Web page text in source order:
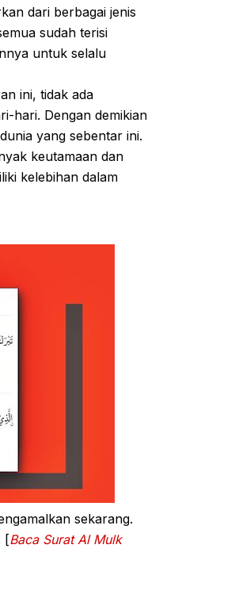
dari berbagai jenis
sudah terisi
untuk selalu
ini, tidak ada
hari. Dengan demikian
yang sebentar ini.
keutamaan dan
kelebihan dalam
sekarang.
[Baca Surat Al Mulk